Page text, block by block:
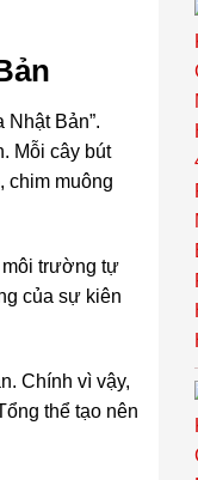
Bản”.
Mỗi cây bút
chim muông
môi trường tự
của sự kiên
Chính vì vậy,
thể tạo nên